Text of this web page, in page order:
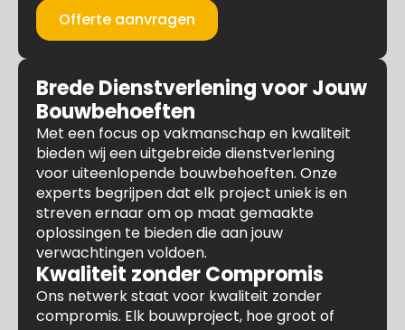
Offerte aanvragen
Brede Dienstverlening voor Jouw
Bouwbehoeften
Met een focus op vakmanschap en kwaliteit
bieden wij een uitgebreide dienstverlening
voor uiteenlopende bouwbehoeften. Onze
experts begrijpen dat elk project uniek is en
streven ernaar om op maat gemaakte
oplossingen te bieden die aan jouw
verwachtingen voldoen.
Kwaliteit zonder Compromis
Ons netwerk staat voor kwaliteit zonder
compromis. Elk bouwproject, hoe groot of